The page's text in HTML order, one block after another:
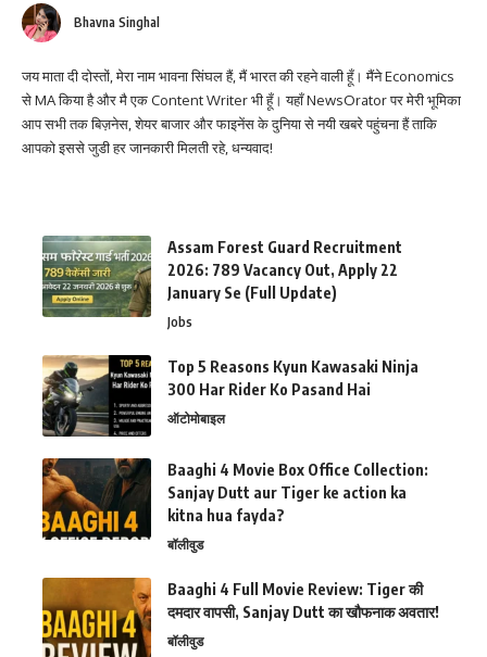
Bhavna Singhal
जय माता दी दोस्तों, मेरा नाम भावना सिंघल हैं, मैं भारत की रहने वाली हूँ। मैंने Economics
से MA किया है और मै एक Content Writer भी हूँ। यहाँ NewsOrator पर मेरी भूमिका
आप सभी तक बिज़नेस, शेयर बाजार और फाइनेंस के दुनिया से नयी खबरे पहुंचना हैं ताकि
आपको इससे जुडी हर जानकारी मिलती रहे, धन्यवाद!
Assam Forest Guard Recruitment
2026: 789 Vacancy Out, Apply 22
January Se (Full Update)
Jobs
Top 5 Reasons Kyun Kawasaki Ninja
300 Har Rider Ko Pasand Hai
ऑटोमोबाइल
Baaghi 4 Movie Box Office Collection:
Sanjay Dutt aur Tiger ke action ka
kitna hua fayda?
बॉलीवुड
Baaghi 4 Full Movie Review: Tiger की
दमदार वापसी, Sanjay Dutt का खौफनाक अवतार!
बॉलीवुड